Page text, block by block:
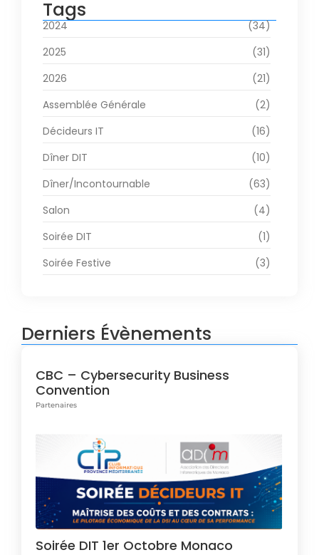
Tags
2024
(34)
2025
(31)
2026
(21)
Assemblée Générale
(2)
Décideurs IT
(16)
Dîner DIT
(10)
Dîner/Incontournable
(63)
Salon
(4)
Soirée DIT
(1)
Soirée Festive
(3)
Derniers Évènements
CBC – Cybersecurity Business
Convention
Partenaires
Soirée DIT 1er Octobre Monaco